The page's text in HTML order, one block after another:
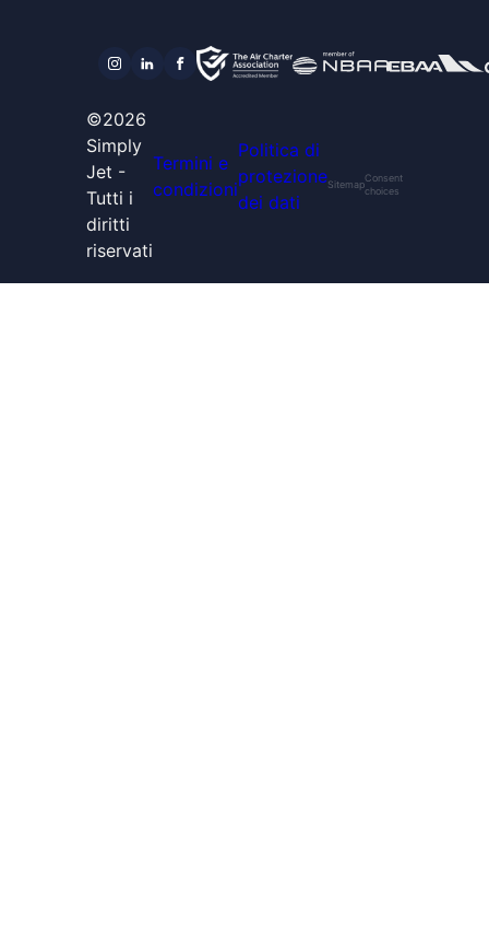
©2026
Simply
Jet -
Tutti i
diritti
riservati
Termini e
condizioni
Politica di
protezione
dei dati
Sitemap
Consent
choices